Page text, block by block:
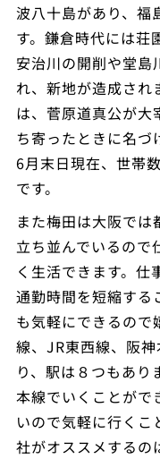
波八十島があり、福
す。鎌倉時代には荘
安治川の開削や堂島
れ、新地が造成され
は、菅原道真公が大
ち寄ったときに名づ
6月末日現在、世帯
です。
また梅田は大阪で
立ち並んでいるので
く生活できます。仕
通勤時間を短縮する
も気軽にできるので
線、JR東西線、阪
り、駅は８つもあり
本線でいくことがで
いので気軽に行くこ
社がオススメするの